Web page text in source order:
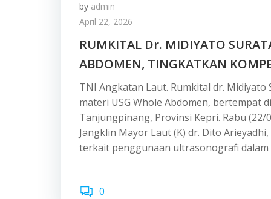
by admin
April 22, 2026
RUMKITAL Dr. MIDIYATO
ABDOMEN, TINGKATKAN
TNI Angkatan Laut. Rumkital dr.
materi USG Whole Abdomen, bertempat
Tanjungpinang, Provinsi Kepri. Rabu
Jangklin Mayor Laut (K) dr. Dito
terkait penggunaan ultrasonografi
0